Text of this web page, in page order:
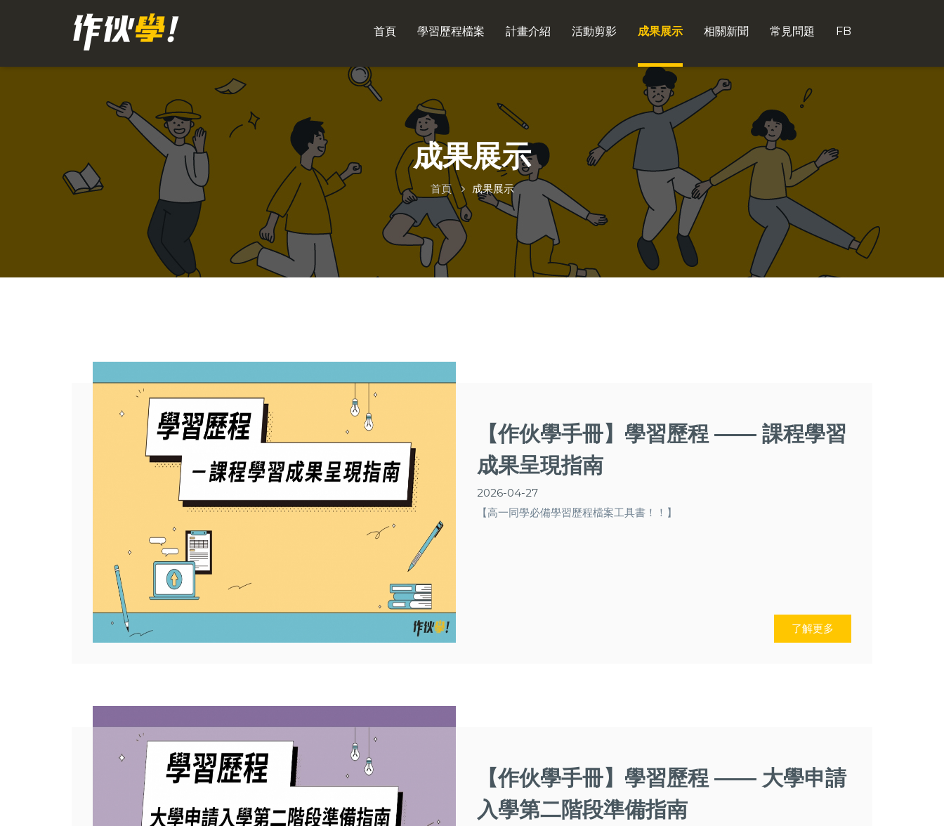
首頁 學習歷程檔案 計畫介紹 活動剪影 成果展示 相關新聞 常見問題 FB
成果展示
首頁 成果展示
【作伙學手冊】學習歷程 —— 課程學習
成果呈現指南
2026-04-27
【高一同學必備學習歷程檔案工具書！！】
了解更多
【作伙學手冊】學習歷程 —— 大學申請
入學第二階段準備指南